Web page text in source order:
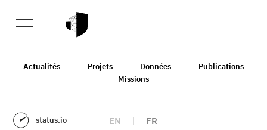
Actualités Projets Données
Publications
Missions
status.io EN | FR